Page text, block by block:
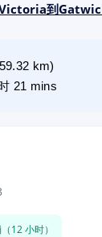
到
km)
21 mins
12 小时）